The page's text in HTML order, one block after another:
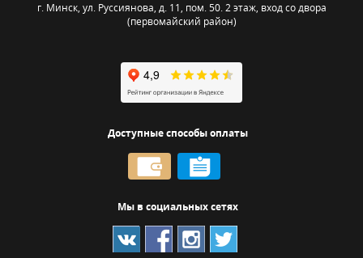
Доступные способы оплаты
Мы в социальных сетях
г. Минск, ул. Руссиянова, д. 11, пом. 50. 2 этаж, вход со двора
(первомайский район)